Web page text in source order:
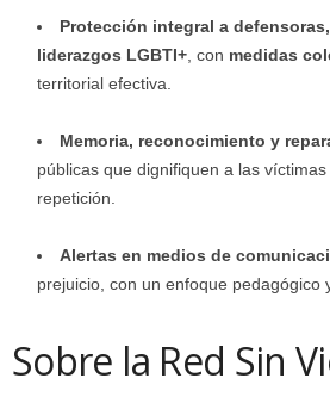
Protección integral a
liderazgos LGBTI+ , con medidas
territorial efectiva.
Memoria, reconocimiento y
públicas que dignifiquen a las
repetición.
Alertas en medios de
prejuicio, con un enfoque pedagógico
Sobre la Red Sin